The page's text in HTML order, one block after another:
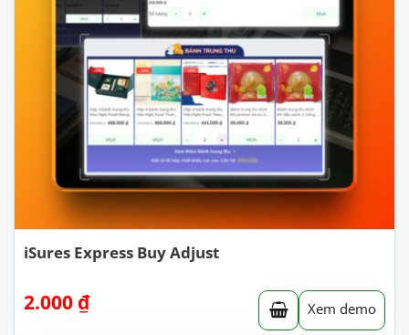
iSures Express Buy Adjust
2.000 ₫ Xem demo